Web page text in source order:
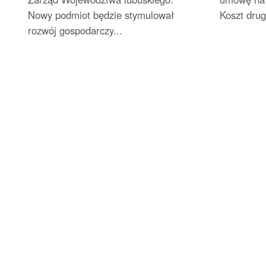
Nowy podmiot będzie stymulował
rozwój gospodarczy...
Koszt